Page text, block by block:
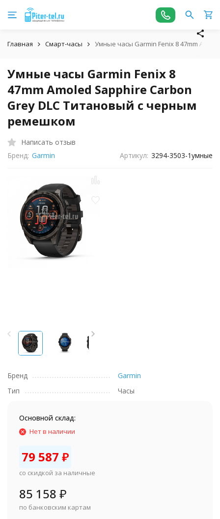
Главная Смарт-часы Умные часы Garmin Fenix 8 47mm
Умные часы Garmin Fenix 8
47mm Amoled Sapphire Carbon
Grey DLC Титановый с черным
ремешком
Написать отзыв
Бренд: Garmin Артикул: 3294-3503-1умные
Бренд
Garmin
Тип
Часы
Основной склад:
Нет в наличии
79 587 ₽
со скидкой за наличные
85 158 ₽
по банковским картам